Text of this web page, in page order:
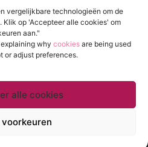
vergelijkbare technologieën om de
op 'Accepteer alle cookies' om
aan."
why cookies are being used
or adjust preferences.
alle cookies
voorkeuren
Cookiebeleid (EU)
All Right Reserved.